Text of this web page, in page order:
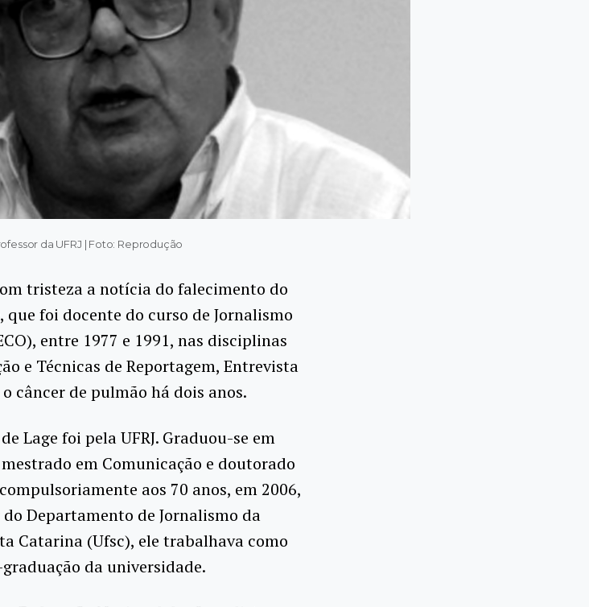
da UFRJ | Foto: Reprodução
tristeza a notícia do falecimento do
que foi docente do curso de Jornalismo
entre 1977 e 1991, nas disciplinas
e Técnicas de Reportagem, Entrevista
câncer de pulmão há dois anos.
Lage foi pela UFRJ. Graduou-se em
em Comunicação e doutorado
aos 70 anos, em 2006,
Departamento de Jornalismo da
Catarina (Ufsc), ele trabalhava como
da universidade.